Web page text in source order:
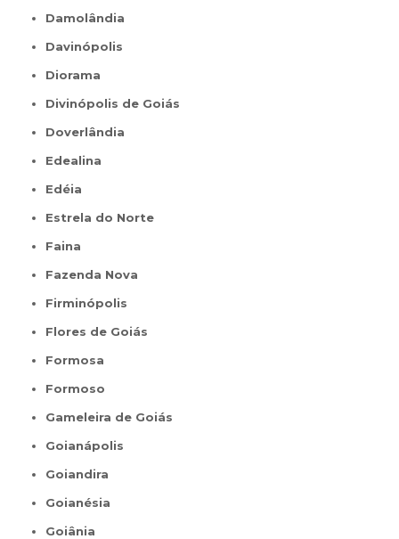
Damolândia
Davinópolis
Diorama
Divinópolis de Goiás
Doverlândia
Edealina
Edéia
Estrela do Norte
Faina
Fazenda Nova
Firminópolis
Flores de Goiás
Formosa
Formoso
Gameleira de Goiás
Goianápolis
Goiandira
Goianésia
Goiânia